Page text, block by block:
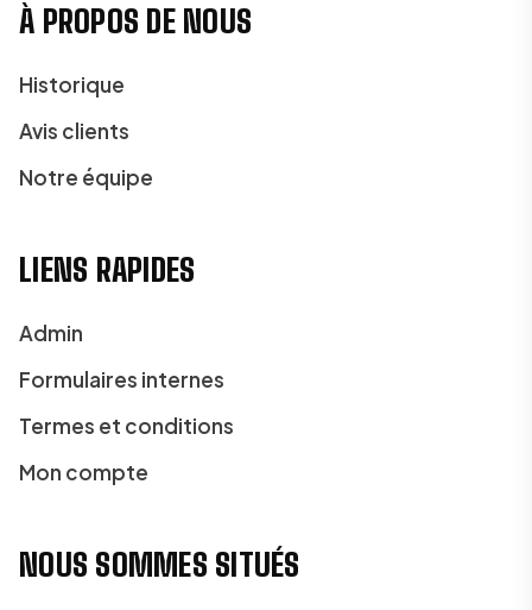
À PROPOS DE NOUS
Historique
Avis clients
Notre équipe
LIENS RAPIDES
Admin
Formulaires internes
Termes et conditions
Mon compte
NOUS SOMMES SITUÉS